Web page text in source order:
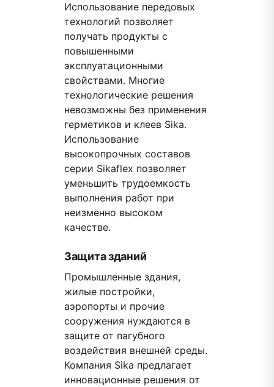
Использование передовых
технологий позволяет
получать продукты с
повышенными
эксплуатационными
свойствами. Многие
технологические решения
невозможны без применения
герметиков и клеев Sika.
Использование
высокопрочных составов
серии Sikaflex позволяет
уменьшить трудоемкость
выполнения работ при
неизменно высоком
качестве.
Защита зданий
Промышленные здания,
жилые постройки,
аэропорты и прочие
сооружения нуждаются в
защите от пагубного
воздействия внешней среды.
Компания Sika предлагает
инновационные решения от